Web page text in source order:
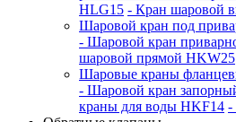
HLG15 - Кран шаровой
Шаровой кран под
- Шаровой кран
шаровой прямой HKW25
Шаровые краны
- Шаровой кран
краны для воды HKF14 -